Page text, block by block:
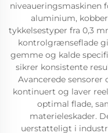
niveaueringsmaskinen
aluminium,
tykkelsestyper fra 0,3
kontrolgrænseflade
gemme og kalde
sikrer konsistente
Avancerede sensorer
kontinuert og laver
optimal flade,
materieleskader.
uerstatteligt i